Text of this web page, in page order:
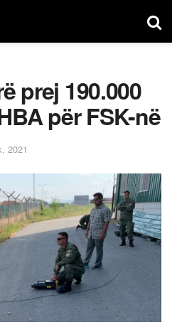
prej 190.000
për FSK-në
2021